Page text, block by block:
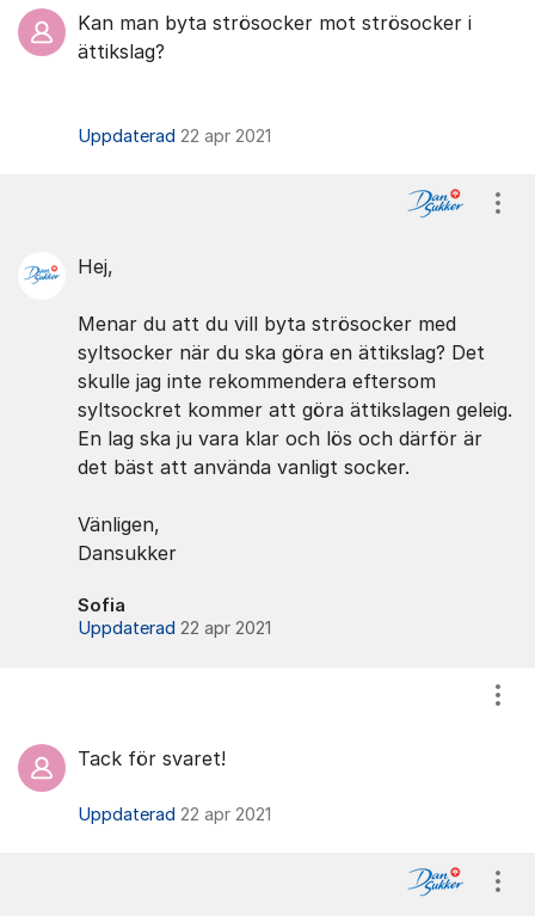
Kan man byta strösocker mot strösocker i
ättikslag?
Uppdaterad 22 apr 2021
Hej,
Menar du att du vill byta strösocker med
syltsocker när du ska göra en ättikslag? Det
skulle jag inte rekommendera eftersom
syltsockret kommer att göra ättikslagen geleig.
En lag ska ju vara klar och lös och därför är
det bäst att använda vanligt socker.
Vänligen,
Dansukker
Sofia
Uppdaterad 22 apr 2021
Tack för svaret!
Uppdaterad 22 apr 2021